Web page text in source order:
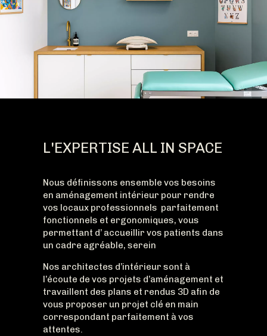
L'EXPERTISE ALL IN SPACE
Nous définissons ensemble vos besoins
en aménagement intérieur pour rendre
vos locaux professionnels parfaitement
fonctionnels et ergonomiques, vous
permettant d’ accueillir vos patients dans
un cadre agréable, serein
Nos architectes d’intérieur sont à
l’écoute de vos projets d’aménagement et
travaillent des plans et rendus 3D afin de
vous proposer un projet clé en main
correspondant parfaitement à vos
attentes.